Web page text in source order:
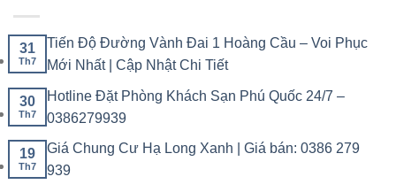
31
Th7
Tiến Độ Đường Vành Đai 1 Hoàng Cầu – Voi Phục
Mới Nhất | Cập Nhật Chi Tiết
30
Th7
Hotline Đặt Phòng Khách Sạn Phú Quốc 24/7 –
0386279939
19
Th7
Giá Chung Cư Hạ Long Xanh | Giá bán: 0386 279
939